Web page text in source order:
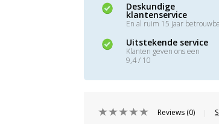
Deskundige
klantenservice
En al ruim 15 jaar
Uitstekende service
Klanten geven ons een
9,4 / 10
Reviews (0)